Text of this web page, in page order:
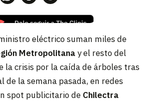
eléctrico suman miles de
Metropolitana y el resto del
la crisis por la caída de árboles tras
de la semana pasada, en redes
spot publicitario de Chilectra